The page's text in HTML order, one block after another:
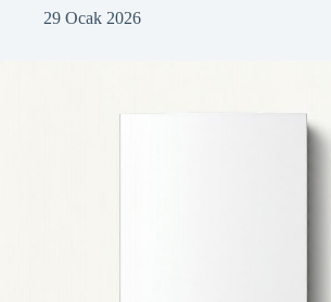
29 Ocak 2026